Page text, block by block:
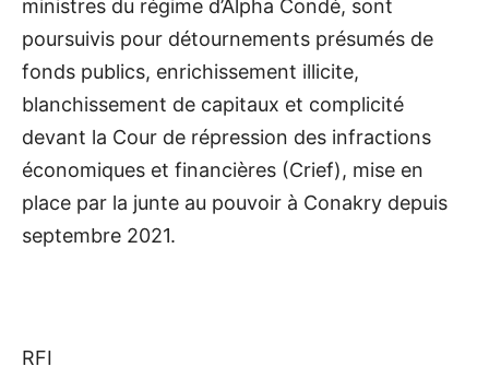
ministres du régime d’Alpha Condé, sont
poursuivis pour détournements présumés de
fonds publics, enrichissement illicite,
blanchissement de capitaux et complicité
devant la Cour de répression des infractions
économiques et financières (Crief), mise en
place par la junte au pouvoir à Conakry depuis
septembre 2021.
RFI